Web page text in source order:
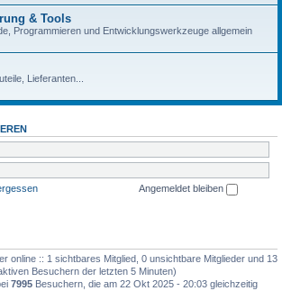
& Tools
Programmieren und Entwicklungswerkzeuge allgemein
Lieferanten...
Angemeldet bleiben
online :: 1 sichtbares Mitglied, 0 unsichtbare Mitglieder und 13
Besuchern der letzten 5 Minuten)
7995 Besuchern, die am 22 Okt 2025 - 20:03 gleichzeitig